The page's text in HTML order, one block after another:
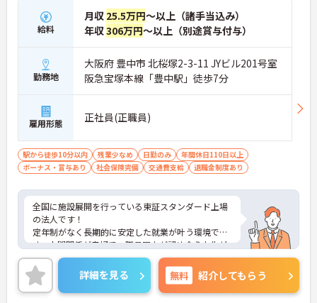
給料
月収 25.5万円～以上（諸手当込み）
年収306万円～以上（別途賞与付与）
勤務地
大阪府 豊中市 北桜塚2-3-11 JYビル201号室
阪急宝塚本線「豊中駅」徒歩7分
雇用形態 正社員(正職員)
駅から徒歩10分以内 残業少なめ 日勤のみ
年間休日110日以上
ボーナス・賞与あり
社会保険完備 交通費支給 退職金制度あり
全国に施設展開を行っている東証スタンダード上場
の法人です！
定年制がなく長期的に安定した就業が叶う環境で
す。人間関係が良好で、職員同士が認め合う文化が
根付いています。
ご興味のある方には、面接対策ポイントなど、さら
に詳細をご案内しますのでお気軽にご相談くださ
い！
詳細を見る 無料 紹介してもらう